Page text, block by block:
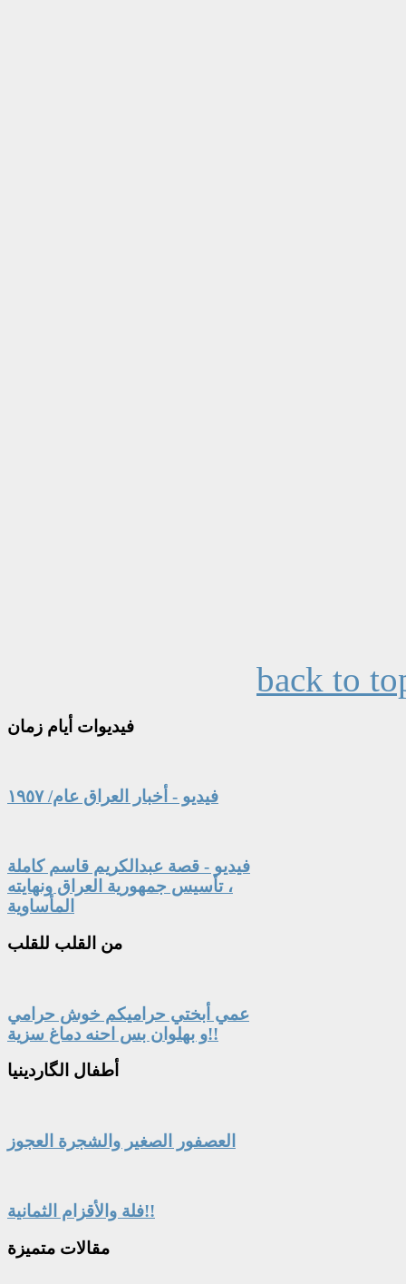
back to
فيديوات أيام زمان
فيديو - أخبار العراق عام/ ١٩٥٧
فيديو - قصة عبدالكريم قاسم كاملة
، تأسيس جمهورية العراق ونهايته
المأساوية
من القلب للقلب
عمي أبختي حراميكم خوش حرامي
و بهلوان بس احنه دماغ سزية!!
أطفال الگاردينيا
العصفور الصغير والشجرة العجوز
فلة والأقزام الثمانية!!
مقالات متميزة